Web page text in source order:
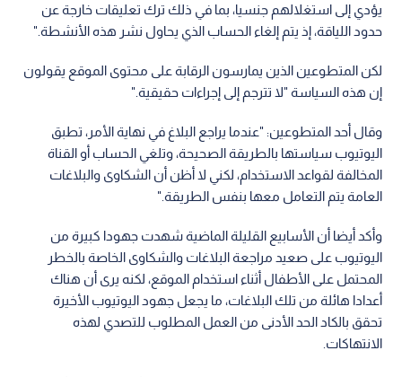
يؤدي إلى استغلالهم جنسيا، بما في ذلك ترك تعليقات خارجة عن
حدود اللياقة، إذ يتم إلغاء الحساب الذي يحاول نشر هذه الأنشطة."
لكن المتطوعين الذين يمارسون الرقابة على محتوى الموقع يقولون
إن هذه السياسة "لا تترجم إلى إجراءات حقيقية."
وقال أحد المتطوعين: "عندما يراجع البلاغ في نهاية الأمر، تطبق
اليوتيوب سياستها بالطريقة الصحيحة، وتلغي الحساب أو القناة
المخالفة لقواعد الاستخدام، لكني لا أظن أن الشكاوى والبلاغات
العامة يتم التعامل معها بنفس الطريقة."
وأكد أيضا أن الأسابيع القليلة الماضية شهدت جهودا كبيرة من
اليوتيوب على صعيد مراجعة البلاغات والشكاوى الخاصة بالخطر
المحتمل على الأطفال أثناء استخدام الموقع، لكنه يرى أن هناك
أعدادا هائلة من تلك البلاغات، ما يجعل جهود اليوتيوب الأخيرة
تحقق بالكاد الحد الأدنى من العمل المطلوب للتصدي لهذه
الانتهاكات.